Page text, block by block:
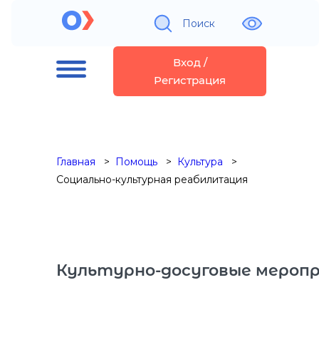
Поиск
Вход /
Регистрация
Главная Помощь
Культура
Социально-культурная реабилитация
Культурно-досуговые